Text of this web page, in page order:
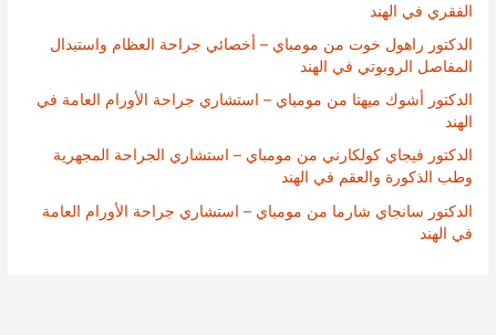
الفقري في الهند
الدكتور راهول خوت من مومباي – أخصائي جراحة العظام واستبدال
المفاصل الروبوتي في الهند
الدكتور أشوك ميهتا من مومباي – استشاري جراحة الأورام العامة في
الهند
الدكتور فيجاي كولكارني من مومباي – استشاري الجراحة المجهرية
وطب الذكورة والعقم في الهند
الدكتور سانجاي شارما من مومباي – استشاري جراحة الأورام العامة
في الهند